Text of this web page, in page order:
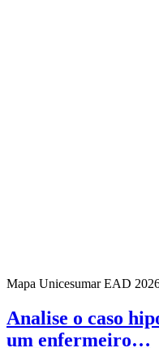
Mapa Unicesumar EAD
Analise o caso
um enfermeiro…